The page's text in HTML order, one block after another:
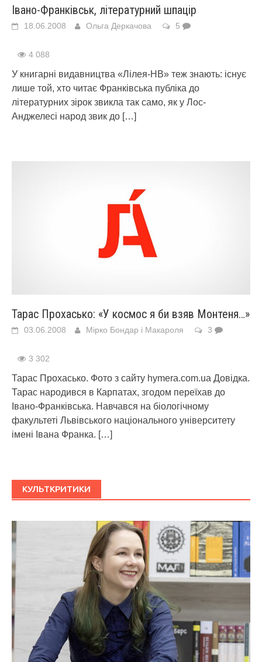
Івано-Франківськ, літературний шпацір
18.06.2008 Ольга Деркачова 5
4 088
У книгарні видавництва «Лілея-НВ» теж знають: існує
лише той, хто читає Франківська публіка до
літературних зірок звикла так само, як у Лос-
Анджелесі народ звик до […]
Тарас Прохасько: «У космос я би взяв Монтеня…»
03.06.2008 Мірко Бондар і Макароля 3
3 302
Тарас Прохасько. Фото з сайту hymera.com.ua Довідка.
Тарас народився в Карпатах, згодом переїхав до
Івано-Франківська. Навчався на біологічному
факультеті Львівського національного університету
імені Івана Франка. […]
КУЛЬТКРИТИКИ